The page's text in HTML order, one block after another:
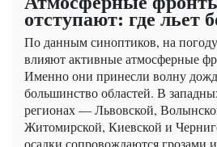
отступают: где льет
По данным синоптиков, на
влияют активные атмосферные
Именно они принесли волну
большинство областей. В
регионах — Львовской,
Житомирской, Киевской и
осадки сопровождаются грозами